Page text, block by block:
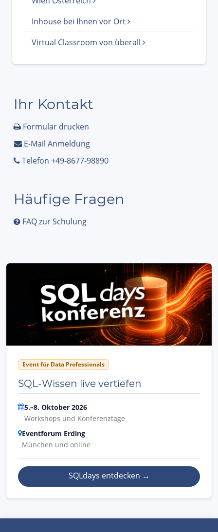
Inhouse bei Ihnen vor Ort
Virtual Classroom von überall
Ihr Kontakt
Formular drucken
E-Mail Anmeldung
Telefon +49-8677-98890
Häufige Fragen
FAQ zur Schulung
Event für Data Professionals
SQL-Wissen live vertiefen
5.–8. Oktober 2026
Workshops und Konferenztage
Eventforum Erding
München und online
SQLdays entdecken →